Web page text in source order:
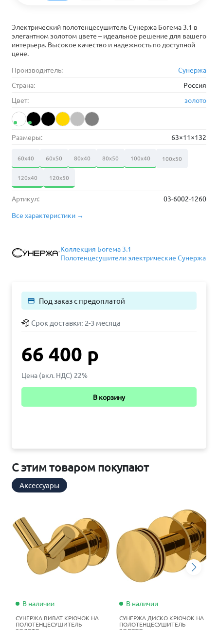
Электрический полотенцесушитель Сунержа Богема 3.1 в
элегантном золотом цвете – идеальное решение для вашего
интерьера. Высокое качество и надежность по доступной
цене.
Производитель:
Сунержа
Страна:
Россия
Цвет:
золото
Размеры: 63×11×132
60х40 60х50 80х40 80х50 100х40 100х50
120х40 120х50
Артикул:
03-6002-1260
Все характеристики →
Коллекция Богема 3.1
Полотенцесушители электрические Сунержа
payment Под заказ с предоплатой
Срок доставки: 2-3 месяца
66 400 р
Цена (вкл. НДС) 22%
В корзину
С этим товаром покупают
Аксессуары
В наличии
СУНЕРЖА ВИВАТ КРЮЧОК НА
ПОЛОТЕНЦЕСУШИТЕЛЬ
В наличии
СУНЕРЖА ДИСКО КРЮЧОК НА
ПОЛОТЕНЦЕСУШИТЕЛЬ